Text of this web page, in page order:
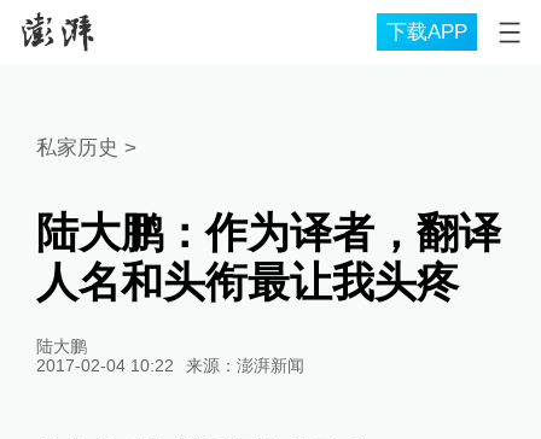
下载APP
私家历史 >
陆大鹏：作为译者，翻译
人名和头衔最让我头疼
陆大鹏
2017-02-04 10:22
来源： 澎湃新闻